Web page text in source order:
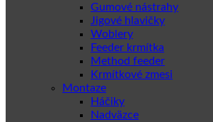
Gumové nástrahy
Jigové hlavičky
Woblery
Feeder krmítka
Method feeder
Krmítkové zmesi
Montaze
Háčiky
Nadväzce